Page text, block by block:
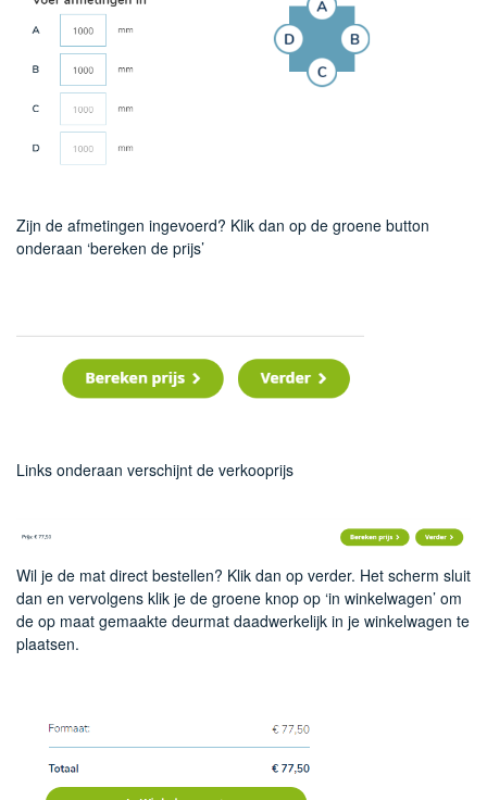
Zijn de afmetingen ingevoerd? Klik dan op de groene button
onderaan ‘bereken de prijs’
Links onderaan verschijnt de verkooprijs
Wil je de mat direct bestellen? Klik dan op verder. Het scherm sluit
dan en vervolgens klik je de groene knop op ‘in winkelwagen’ om
de op maat gemaakte deurmat daadwerkelijk in je winkelwagen te
plaatsen.